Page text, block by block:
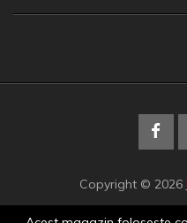
Copyright © 2026